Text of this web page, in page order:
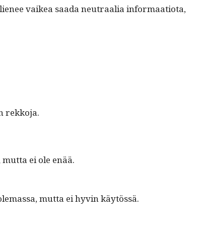
vaikea saa­da neu­traalia infor­maa­tio­ta,
rekkoja.
ei ole enää.
mut­ta ei hyvin käytössä.